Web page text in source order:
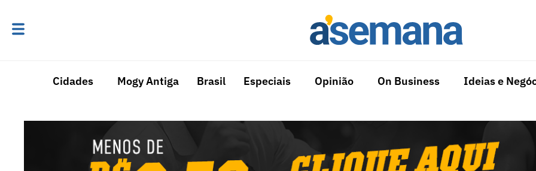
Cidades Mogy Antiga Brasil Especiais Opinião On Business Ideias e